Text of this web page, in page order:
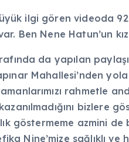
ilgi gören videoda
Ben Nene Hatun’un
da yapılan
Mahallesi’nden
rahmetle
bizlere
göstermeme azmini
Nine’mize sağlıklı